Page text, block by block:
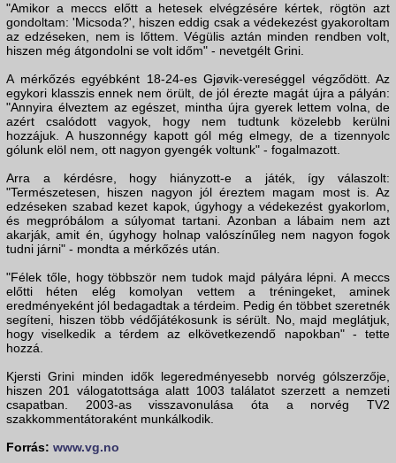
"Amikor a meccs előtt a hetesek elvégzésére kértek, rögtön azt
gondoltam: 'Micsoda?', hiszen eddig csak a védekezést gyakoroltam
az edzéseken, nem is lőttem. Végülis aztán minden rendben volt,
hiszen még átgondolni se volt időm" - nevetgélt Grini.
A mérkőzés egyébként 18-24-es Gjøvik-vereséggel végződött. Az
egykori klasszis ennek nem örült, de jól érezte magát újra a pályán:
"Annyira élveztem az egészet, mintha újra gyerek lettem volna, de
azért csalódott vagyok, hogy nem tudtunk közelebb kerülni
hozzájuk. A huszonnégy kapott gól még elmegy, de a tizennyolc
gólunk elöl nem, ott nagyon gyengék voltunk" - fogalmazott.
Arra a kérdésre, hogy hiányzott-e a játék, így válaszolt:
"Természetesen, hiszen nagyon jól éreztem magam most is. Az
edzéseken szabad kezet kapok, úgyhogy a védekezést gyakorlom,
és megpróbálom a súlyomat tartani. Azonban a lábaim nem azt
akarják, amit én, úgyhogy holnap valószínűleg nem nagyon fogok
tudni járni" - mondta a mérkőzés után.
"Félek tőle, hogy többször nem tudok majd pályára lépni. A meccs
előtti héten elég komolyan vettem a tréningeket, aminek
eredményeként jól bedagadtak a térdeim. Pedig én többet szeretnék
segíteni, hiszen több védőjátékosunk is sérült. No, majd meglátjuk,
hogy viselkedik a térdem az elkövetkezendő napokban" - tette
hozzá.
Kjersti Grini minden idők legeredményesebb norvég gólszerzője,
hiszen 201 válogatottsága alatt 1003 találatot szerzett a nemzeti
csapatban. 2003-as visszavonulása óta a norvég TV2
szakkommentátoraként munkálkodik.
Forrás: www.vg.no